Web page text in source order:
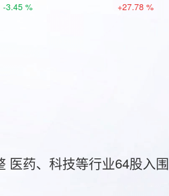
-3.45 % +27.78 %
医药、科技等行业64股入围